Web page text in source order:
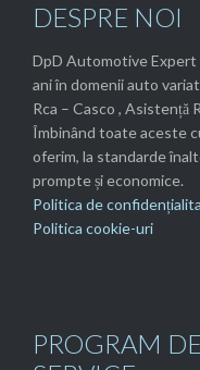
DESPRE NOI
DpD Automotive
ani în domenii auto
Rca – Casco , Asistență
Îmbinând toate aceste
oferim, la standarde
prompte și economice.
Politica de
Politica cookie-uri
PROGRAM